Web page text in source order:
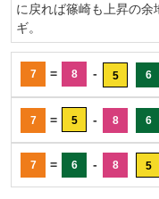
に戻れば篠崎も上昇の余
ギ。
7 = 8 - 5 6
7 = 5 - 8 6
7 = 6 - 8 5